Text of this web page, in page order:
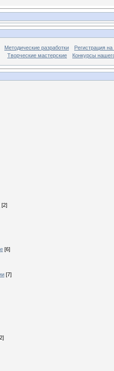
Методические разработки
Регистрация на
Творческие мастерские
Конкурсы
[2]
[6]
[7]